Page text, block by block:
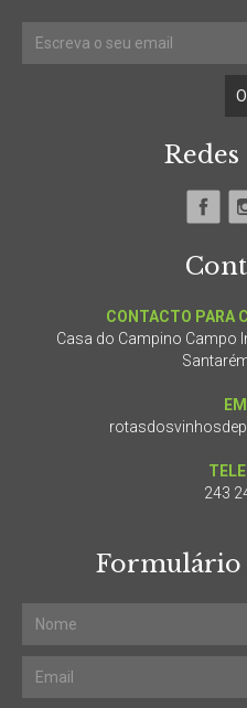
Redes
CONTACTO PARA
Casa do Campino Campo
243
Formulário